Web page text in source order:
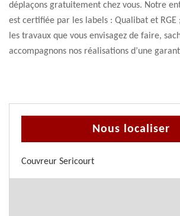
déplaçons gratuitement chez vous. Notre
est certifiée par les labels : Qualibat et RGE
les travaux que vous envisagez de faire,
accompagnons nos réalisations d’une
Nous localiser
Couvreur Sericourt